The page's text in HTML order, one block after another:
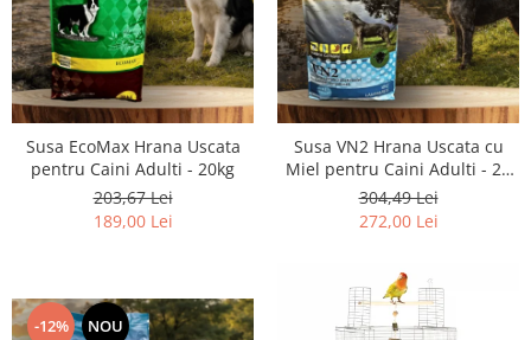
Susa EcoMax Hrana Uscata
pentru Caini Adulti - 20kg
203,67 Lei
189,00 Lei
Susa VN2 Hrana Uscata cu
Miel pentru Caini Adulti - 20
kg
304,49 Lei
272,00 Lei
-12% NOU